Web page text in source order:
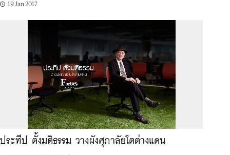
19 Jan 2017
ประทีป ตั้งมติธรรม วางผังศุภาลัยโตต่างแดน